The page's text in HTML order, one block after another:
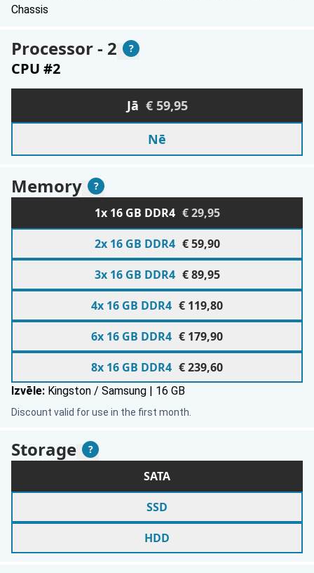
Chassis
Processor - 2 ?
Please select from the following sections
CPU #2
Jā € 59,95
Nē
Memory ?
1x 16 GB DDR4 € 29,95
2x 16 GB DDR4 € 59,90
3x 16 GB DDR4 € 89,95
4x 16 GB DDR4 € 119,80
6x 16 GB DDR4 € 179,90
8x 16 GB DDR4 € 239,60
Izvēle: Kingston / Samsung | 16 GB
Discount valid for use in the first month.
Storage ?
SATA
SSD
HDD